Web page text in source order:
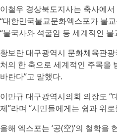
이철우 경상북도지사는 축사에
“대한민국불교문화엑스포가 불
“불국사와 석굴암 등 세계적인
황보란 대구광역시 문화체육관
처의 한 축으로 세계적인 주목을
바란다”고 말했다.
이만규 대구광역시의회 의장도
제”라며 “시민들에게는 쉼과 위
올해 엑스포는 ‘공(空)’의 철학